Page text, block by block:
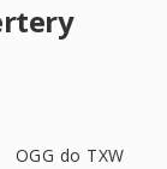
OGG do TXW